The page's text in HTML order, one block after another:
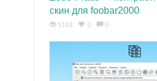
скин для foobar2000
5193 0 0